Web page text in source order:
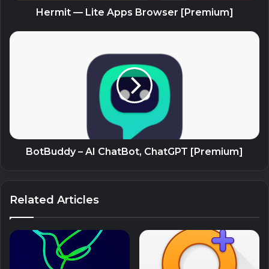
Lưu lại những địa điểm bạn yêu thích và chia sẻ chúng với
HIỆN CÓ TRÊN TOÀN THẾ GIỚI
Cần thiết khi ở trong nước lẫn du lịch nước ngoài.
Hà Nội, Đà Nẵng, TPHCM, Nha Trang, Phú Quốc, Việt Nam?
Có. Seoul, Hàn Quốc? Có.Paris, Pháp? Có. Amsterdam, Hà
Lan? Có. Barcelona, Tây Ban Nha? Có. New York, Mỹ? Có.
Rome, Ý? Có. London, Anh? Có.
VÀ NHIỀU HƠN THẾ NỮA!
phương tiện công cộng (tàu điện ngầm, xe buýt, v.v)
– Đặt khách sạn trực tiếp thông qua Booking.com trong
ứng dụng
– Chia sẻ địa điểm của bạn thông qua tin nhắn hoặc mạng
Hermit — Lite Apps Browser [Premium]
BotBuddy – AI ChatBot, ChatGPT [Premium]
Related Articles